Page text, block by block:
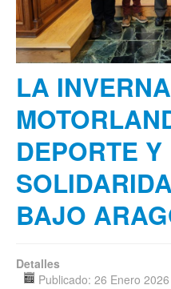
LA
DEPORTE Y
BAJO
Detalles
Publicado: 26 Enero 2026